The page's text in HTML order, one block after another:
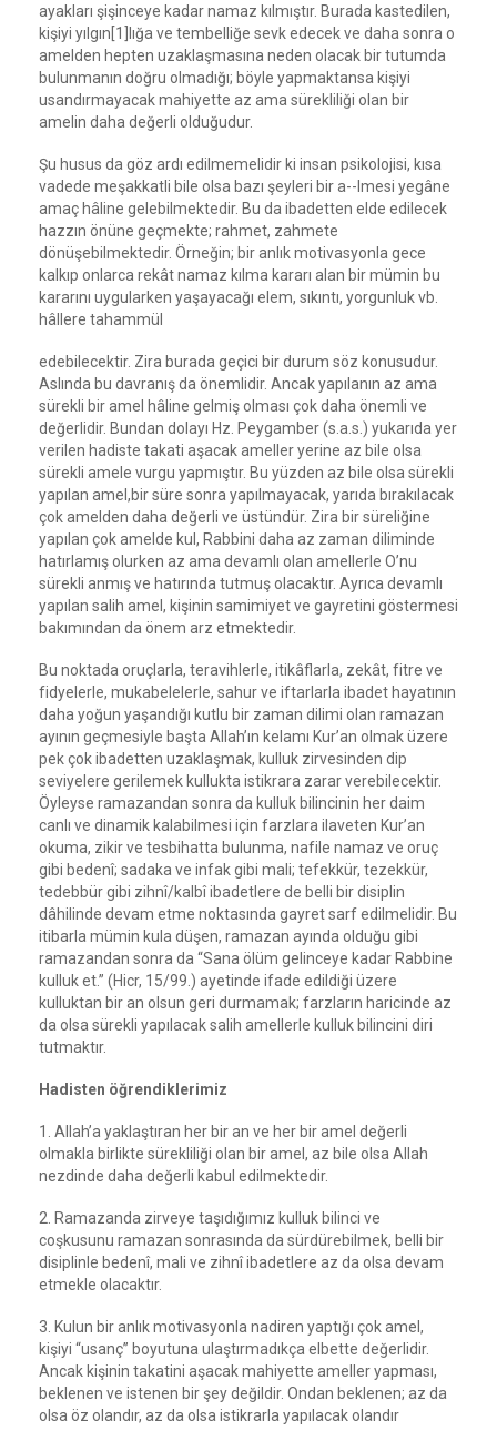
ayakları şişinceye kadar namaz kılmıştır. Burada kastedilen,
kişiyi yılgın[1]lığa ve tembelliğe sevk edecek ve daha sonra o
amelden hepten uzaklaşmasına neden olacak bir tutumda
bulunmanın doğru olmadığı; böyle yapmaktansa kişiyi
usandırmayacak mahiyette az ama sürekliliği olan bir
amelin daha değerli olduğudur.
Şu husus da göz ardı edilmemelidir ki insan psikolojisi, kısa
vadede meşakkatli bile olsa bazı şeyleri bir a--lmesi yegâne
amaç hâline gelebilmektedir. Bu da ibadetten elde edilecek
hazzın önüne geçmekte; rahmet, zahmete
dönüşebilmektedir. Örneğin; bir anlık motivasyonla gece
kalkıp onlarca rekât namaz kılma kararı alan bir mümin bu
kararını uygularken yaşayacağı elem, sıkıntı, yorgunluk vb.
hâllere tahammül
edebilecektir. Zira burada geçici bir durum söz konusudur.
Aslında bu davranış da önemlidir. Ancak yapılanın az ama
sürekli bir amel hâline gelmiş olması çok daha önemli ve
değerlidir. Bundan dolayı Hz. Peygamber (s.a.s.) yukarıda yer
verilen hadiste takati aşacak ameller yerine az bile olsa
sürekli amele vurgu yapmıştır. Bu yüzden az bile olsa sürekli
yapılan amel,bir süre sonra yapılmayacak, yarıda bırakılacak
çok amelden daha değerli ve üstündür. Zira bir süreliğine
yapılan çok amelde kul, Rabbini daha az zaman diliminde
hatırlamış olurken az ama devamlı olan amellerle O’nu
sürekli anmış ve hatırında tutmuş olacaktır. Ayrıca devamlı
yapılan salih amel, kişinin samimiyet ve gayretini göstermesi
bakımından da önem arz etmektedir.
Bu noktada oruçlarla, teravihlerle, itikâflarla, zekât, fitre ve
fidyelerle, mukabelelerle, sahur ve iftarlarla ibadet hayatının
daha yoğun yaşandığı kutlu bir zaman dilimi olan ramazan
ayının geçmesiyle başta Allah’ın kelamı Kur’an olmak üzere
pek çok ibadetten uzaklaşmak, kulluk zirvesinden dip
seviyelere gerilemek kullukta istikrara zarar verebilecektir.
Öyleyse ramazandan sonra da kulluk bilincinin her daim
canlı ve dinamik kalabilmesi için farzlara ilaveten Kur’an
okuma, zikir ve tesbihatta bulunma, nafile namaz ve oruç
gibi bedenî; sadaka ve infak gibi mali; tefekkür, tezekkür,
tedebbür gibi zihnî/kalbî ibadetlere de belli bir disiplin
dâhilinde devam etme noktasında gayret sarf edilmelidir. Bu
itibarla mümin kula düşen, ramazan ayında olduğu gibi
ramazandan sonra da “Sana ölüm gelinceye kadar Rabbine
kulluk et.” (Hicr, 15/99.) ayetinde ifade edildiği üzere
kulluktan bir an olsun geri durmamak; farzların haricinde az
da olsa sürekli yapılacak salih amellerle kulluk bilincini diri
tutmaktır.
Hadisten öğrendiklerimiz
1. Allah’a yaklaştıran her bir an ve her bir amel değerli
olmakla birlikte sürekliliği olan bir amel, az bile olsa Allah
nezdinde daha değerli kabul edilmektedir.
2. Ramazanda zirveye taşıdığımız kulluk bilinci ve
coşkusunu ramazan sonrasında da sürdürebilmek, belli bir
disiplinle bedenî, mali ve zihnî ibadetlere az da olsa devam
etmekle olacaktır.
3. Kulun bir anlık motivasyonla nadiren yaptığı çok amel,
kişiyi “usanç” boyutuna ulaştırmadıkça elbette değerlidir.
Ancak kişinin takatini aşacak mahiyette ameller yapması,
beklenen ve istenen bir şey değildir. Ondan beklenen; az da
olsa öz olandır, az da olsa istikrarla yapılacak olandır